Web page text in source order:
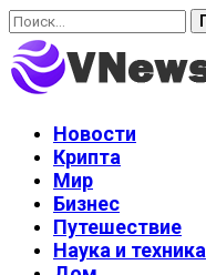
Найти:
Новости
Крипта
Мир
Бизнес
Путешествие
Наука и техника